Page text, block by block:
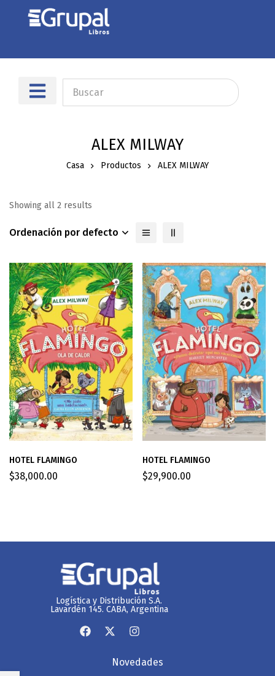
ALEX MILWAY
Casa Productos ALEX MILWAY
Showing all 2 results
Ordenación por defecto
HOTEL FLAMINGO
$38,000.00
HOTEL FLAMINGO
$29,900.00
Logística y Distribución S.A.
Lavardén 145. CABA, Argentina
Novedades